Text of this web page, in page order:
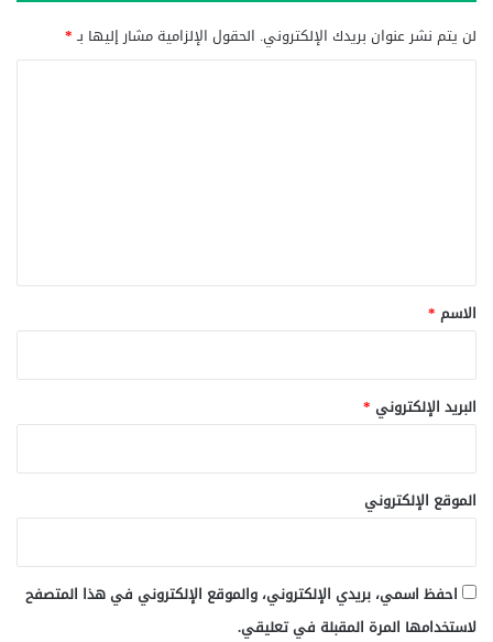
لن يتم نشر عنوان بريدك الإلكتروني. الحقول الإلزامية مشار إليها بـ*
*
الاسم *
البريد الإلكتروني *
الموقع الإلكتروني
احفظ اسمي، بريدي الإلكتروني، والموقع الإلكتروني في هذا المتصفح
لاستخدامها المرة المقبلة في تعليقي.